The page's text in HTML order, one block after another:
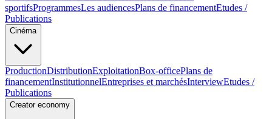
sportifsProgrammesLes audiencesPlans de financementEtudes /
Publications
Cinéma
ProductionDistributionExploitationBox-officePlans de
financementInstitutionnelEntreprises et marchésInterviewEtudes /
Publications
Creator economy